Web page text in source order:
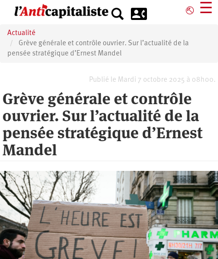
principal
⎋ ☰
Actualité
Grève générale et contrôle ouvrier. Sur l’actualité de la
pensée stratégique d’Ernest Mandel
Publié le Mardi 7 octobre 2025 à 08h00.
Grève générale et contrôle
ouvrier. Sur l’actualité de la
pensée stratégique d’Ernest
Mandel